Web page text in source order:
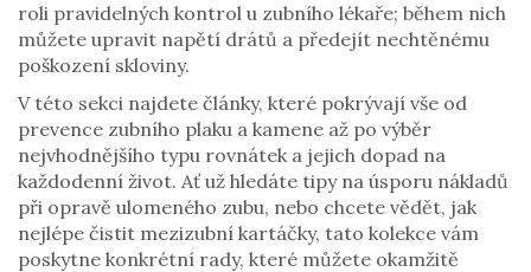
roli pravidelných kontrol u zubního lékaře; během nich
můžete upravit napětí drátů a předejít nechtěnému
poškození skloviny.
V této sekci najdete články, které pokrývají vše od
prevence zubního plaku a kamene až po výběr
nejvhodnějšího typu rovnátek a jejich dopad na
každodenní život. Ať už hledáte tipy na úsporu nákladů
při opravě ulomeného zubu, nebo chcete vědět, jak
nejlépe čistit mezizubní kartáčky, tato kolekce vám
poskytne konkrétní rady, které můžete okamžitě